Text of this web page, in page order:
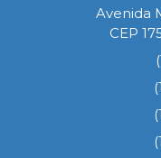
Avenida
CEP